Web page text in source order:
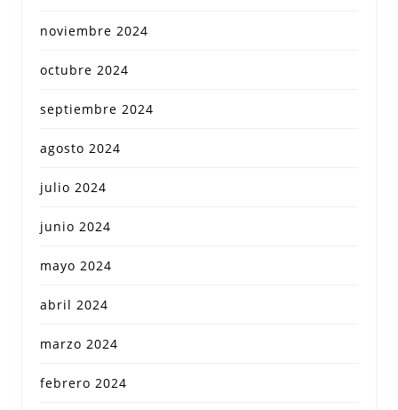
noviembre 2024
octubre 2024
septiembre 2024
agosto 2024
julio 2024
junio 2024
mayo 2024
abril 2024
marzo 2024
febrero 2024